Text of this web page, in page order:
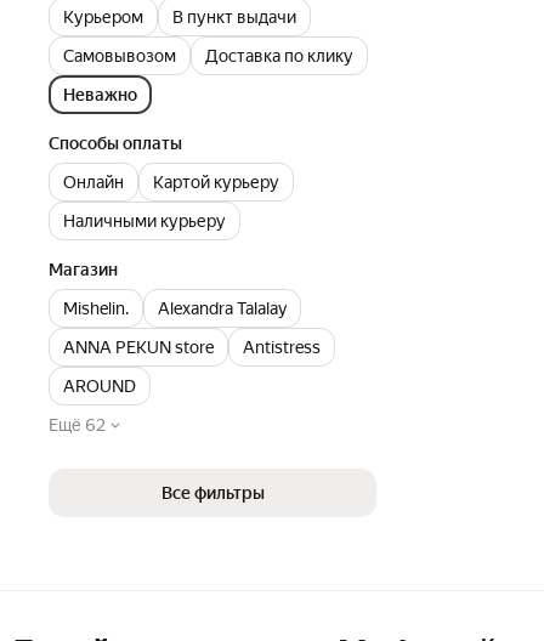
Курьером
В пункт выдачи
Самовывозом
Доставка по клику
Неважно
Способы оплаты
Онлайн
Картой курьеру
Наличными курьеру
Магазин
Mishelin.
Alexandra Talalay
ANNA PEKUN store
Antistress
AROUND
Ещё 62
Все фильтры